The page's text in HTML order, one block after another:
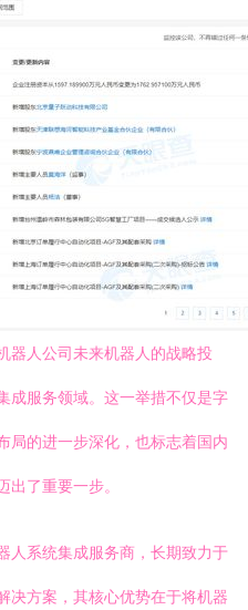
器人公司未来机器人的战略投
成服务领域。这一举措不仅是字
局的进一步深化，也标志着国内
了重要一步。
人系统集成服务商，长期致力于
决方案，其核心优势在于将机器